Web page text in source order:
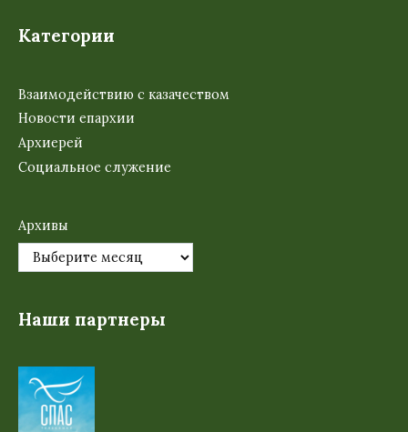
Категории
Взаимодействию с казачеством
Новости епархии
Архиерей
Социальное служение
Архивы
Наши партнеры